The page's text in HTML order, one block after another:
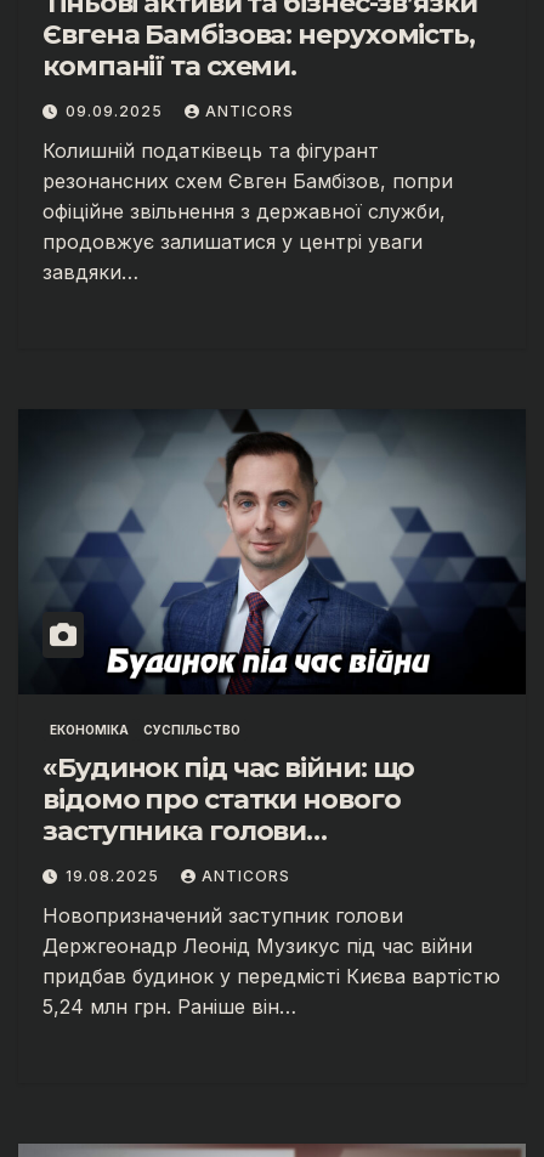
Євгена Бамбізова: нерухомість,
компанії та схеми.
09.09.2025 ANTICORS
Колишній податківець та фігурант
резонансних схем Євген Бамбізов, попри
офіційне звільнення з державної служби,
продовжує залишатися у центрі уваги
завдяки…
ЕКОНОМІКА СУСПІЛЬСТВО
«Будинок під час війни: що
відомо про статки нового
заступника голови
Держгеонадр».
19.08.2025 ANTICORS
Новопризначений заступник голови
Держгеонадр Леонід Музикус під час війни
придбав будинок у передмісті Києва вартістю
5,24 млн грн. Раніше він…